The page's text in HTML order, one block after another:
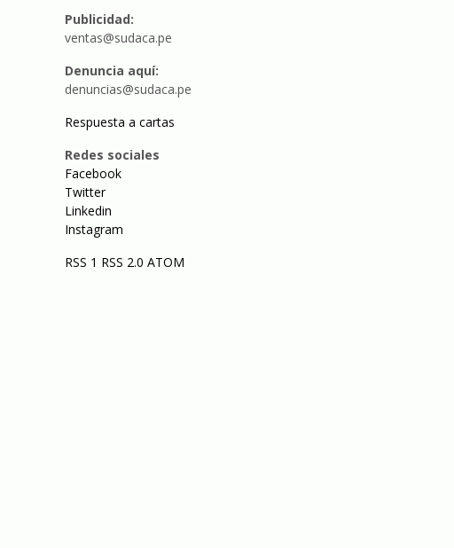
Publicidad:
ventas@sudaca.pe
Denuncia aquí:
denuncias@sudaca.pe
Respuesta a cartas
Redes sociales
Facebook
Twitter
Linkedin
Instagram
RSS 1 RSS 2.0 ATOM